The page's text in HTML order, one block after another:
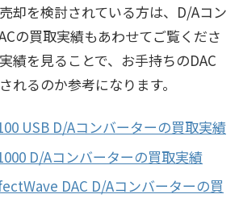
却を検討されている方は、D/Aコン
の買取実績もあわせてご覧くださ
績を見ることで、お手持ちのDAC
れるのか参考になります。
USB D/Aコンバーターの買取実績
D/Aコンバーターの買取実績
DAC D/Aコンバーターの買